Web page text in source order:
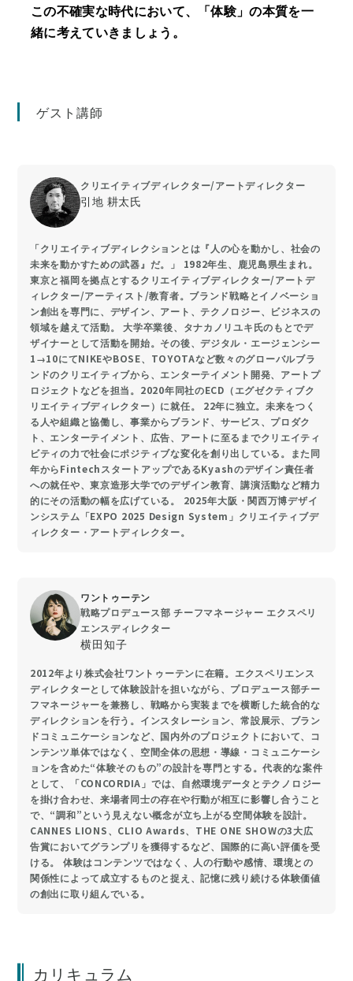
この不確実な時代において、「体験」の本質を一
緒に考えていきましょう。
ゲスト講師
クリエイティブディレクター/アートディレクター
引地 耕太氏
「クリエイティブディレクションとは『人の心を動かし、社会の
未来を動かすための武器』だ。」 1982年生、鹿児島県生まれ。
東京と福岡を拠点とするクリエイティブディレクター/アートデ
ィレクター/アーティスト/教育者。ブランド戦略とイノベーショ
ン創出を専門に、デザイン、アート、テクノロジー、ビジネスの
領域を越えて活動。 大学卒業後、タナカノリユキ氏のもとでデ
ザイナーとして活動を開始。その後、デジタル・エージェンシー
1→10にてNIKEやBOSE、TOYOTAなど数々のグローバルブラ
ンドのクリエイティブから、エンターテイメント開発、アートプ
ロジェクトなどを担当。2020年同社のECD（エグゼクティブク
リエイティブディレクター）に就任。 22年に独立。未来をつく
る人や組織と協働し、事業からブランド、サービス、プロダク
ト、エンターテイメント、広告、アートに至るまでクリエイティ
ビティの力で社会にポジティブな変化を創り出している。また同
年からFintechスタートアップであるKyashのデザイン責任者
への就任や、東京造形大学でのデザイン教育、講演活動など精力
的にその活動の幅を広げている。 2025年大阪・関西万博デザイ
ンシステム「EXPO 2025 Design System」クリエイティブデ
ィレクター・アートディレクター。
ワントゥーテン
戦略プロデュース部 チーフマネージャー エクスペリ
エンスディレクター
横田知子
2012年より株式会社ワントゥーテンに在籍。エクスペリエンス
ディレクターとして体験設計を担いながら、プロデュース部チー
フマネージャーを兼務し、戦略から実装までを横断した統合的な
ディレクションを行う。インスタレーション、常設展示、ブラン
ドコミュニケーションなど、国内外のプロジェクトにおいて、コ
ンテンツ単体ではなく、空間全体の思想・導線・コミュニケーシ
ョンを含めた“体験そのもの”の設計を専門とする。代表的な案件
として、「CONCORDIA」では、自然環境データとテクノロジー
を掛け合わせ、来場者同士の存在や行動が相互に影響し合うこと
で、“調和”という見えない概念が立ち上がる空間体験を設計。
CANNES LIONS、CLIO Awards、THE ONE SHOWの3大広
告賞においてグランプリを獲得するなど、国際的に高い評価を受
ける。 体験はコンテンツではなく、人の行動や感情、環境との
関係性によって成立するものと捉え、記憶に残り続ける体験価値
の創出に取り組んでいる。
カリキュラム